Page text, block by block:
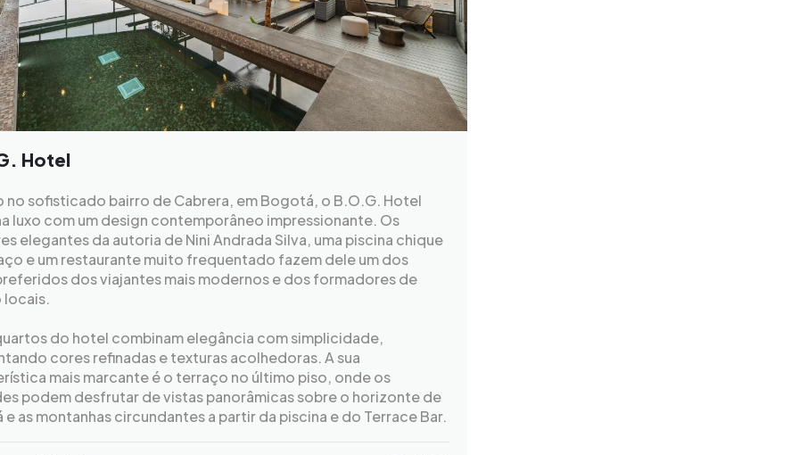
Hotel
no sofisticado bairro de Cabrera, em Bogotá, o B.O.G. Hotel
luxo com um design contemporâneo impressionante. Os
elegantes da autoria de Nini Andrada Silva, uma piscina chique
e um restaurante muito frequentado fazem dele um dos
dos viajantes mais modernos e dos formadores de
locais.
do hotel combinam elegância com simplicidade,
cores refinadas e texturas acolhedoras. A sua
mais marcante é o terraço no último piso, onde os
podem desfrutar de vistas panorâmicas sobre o horizonte de
as montanhas circundantes a partir da piscina e do Terrace Bar.